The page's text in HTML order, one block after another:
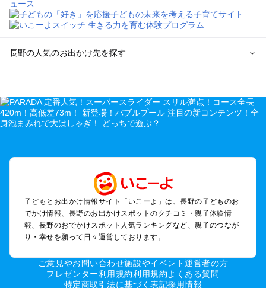
長野の人気のお出かけ先を探す
を探す
軽井沢・万座・嬬恋・北軽井沢のプールお出かけ
松本・上高地・諏訪・乗鞍・美ヶ原のプールお出かけ
伊那・駒ヶ根・飯田・昼神（伊那路）のプールお出かけ
蓼科・白樺湖・車山・女神湖・姫木平のプールお出かけ
安曇野・大町のプールお出かけ
白馬・小谷のプールお出かけ
八ヶ岳・野辺山・富士見・原村・小海線沿線のプールお出かけ
木曽路・木曽周辺のプールお出かけ
野沢・志賀高原周辺のプールお出かけ
飯山・斑尾・信濃町・黒姫のプールお出かけ
千曲・戸倉上山田のプールお出かけ
須坂・菅平高原・峰の原高原のプールお出かけ
子どもとお出かけ情報サイト「いこーよ」は、長野の子どものお
でかけ情報、長野のお出かけスポットのクチコミ・親子体験情
報、長野のおでかけスポット人気ランキングなど、親子のつなが
り・幸せを願って日々運営しております。
ご意見やお問い合わせ施設やイベント運営者の方
プレゼンター利用規約利用規約よくある質問
特定商取引法に基づく表記採用情報